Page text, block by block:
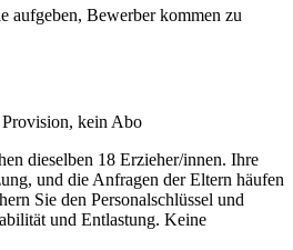
aufgeben, Bewerber kommen zu
kein Abo
dieselben 18 Erzieher/innen. Ihre
und die Anfragen der Eltern häufen
Sie den Personalschlüssel und
und Entlastung. Keine